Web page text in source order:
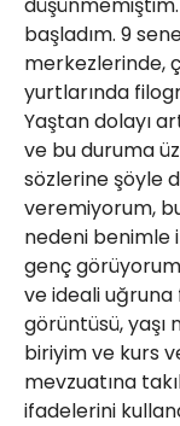
başladım. 9
merkezlerinde,
yurtlarında
Yaştan dolayı
ve bu duruma
sözlerine şöyle
veremiyorum,
nedeni benimle
genç
ve ideali uğruna
görüntüsü, yaşı
biriyim ve kurs
mevzuatına
ifadelerini